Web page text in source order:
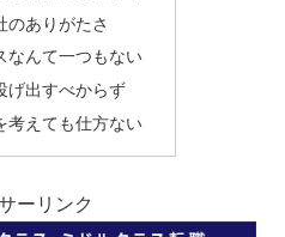
のありがたさ
なんて一つもない
げ出すべからず
考えても仕方ない
ーリンク